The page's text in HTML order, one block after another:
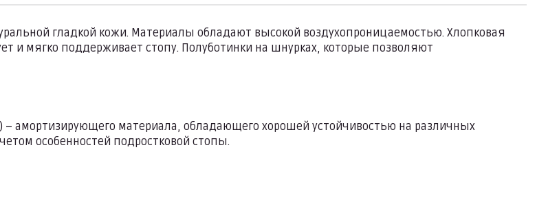
гладкой кожи. Материалы обладают высокой воздухопроницаемостью. Хлопковая
и мягко поддерживает стопу. Полуботинки на шнурках, которые позволяют
амортизирующего материала, обладающего хорошей устойчивостью на различных
особенностей подростковой стопы.